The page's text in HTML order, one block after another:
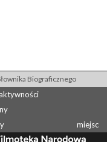
Biograficznego
aktywności
miejsc